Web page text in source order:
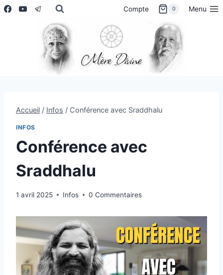
Aller
Compte 0 Menu
Accueil / Infos / Conférence avec Sraddhalu
INFOS
Conférence avec
Sraddhalu
1 avril 2025 Infos 0 Commentaires